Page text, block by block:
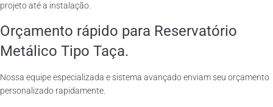
projeto até a instalação.
Orçamento rápido para Reservatório
Metálico Tipo Taça.
Nossa equipe especializada e sistema avançado enviam seu orçamento
personalizado rapidamente.